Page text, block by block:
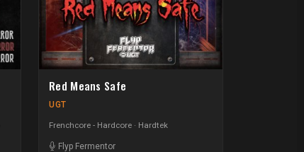
Red Means Safe
UGT
Frenchcore - Hardcore Hardtek
Flyp Fermentor